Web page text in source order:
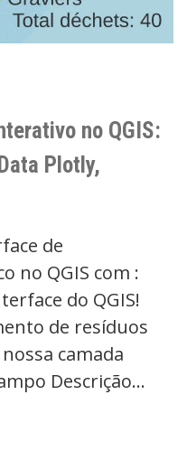
no QGIS:
Plotly,
de
no QGIS com :
do QGIS!
de resíduos
camada
Descrição…